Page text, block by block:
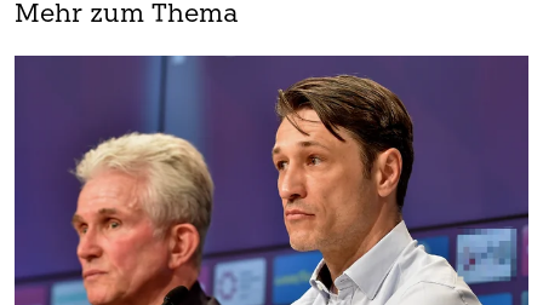
Mehr zum Thema